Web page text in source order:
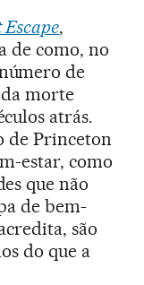
Escape,
de como, no
de
da morte
atrás.
de Princeton
estar, como
que não
de bem-
são
do que a